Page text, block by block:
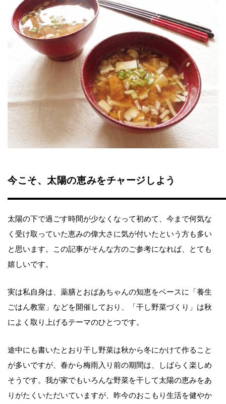
今こそ、太陽の恵みをチャージしよう
太陽の下で過ごす時間が少なくなって初めて、今まで何気な
く受け取っていた恵みの偉大さに気が付いたという方も多い
と思います。この記事がそんな方のご参考になれば、とても
嬉しいです。
実は私自身は、薬膳とおばあちゃんの知恵をベースに「養生
ごはん教室」などを開催しており、「干し野菜づくり」は秋
によく取り上げるテーマのひとつです。
途中にも書いたとおり干し野菜は秋から冬にかけて作ること
が多いですが、春から梅雨入り前の期間は、しばらく楽しめ
そうです。我が家でもいろんな野菜を干して太陽の恵みをあ
りがたくいただいていますが、昨今のおこもり生活を健やか